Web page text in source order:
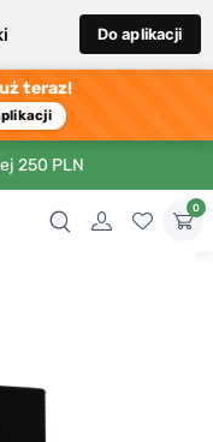
Do aplikacji
teraz!
250 PLN
0